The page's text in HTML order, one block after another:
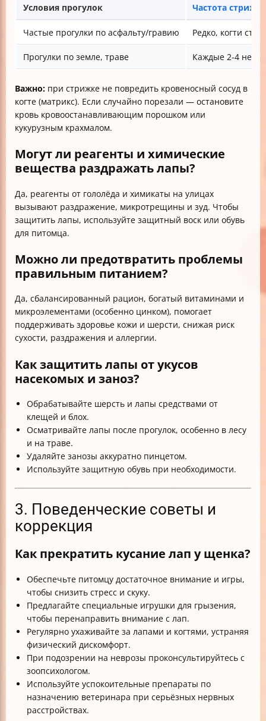
Условия прогулок Частота
Частые прогулки по асфальту/гравию Редко, когти
Прогулки по земле, траве Каждые 2-4
Важно: при стрижке не повредить кровеносный сосуд в
когте (матрикс). Если случайно порезали — остановите
кровь кровоостанавливающим порошком или
кукурузным крахмалом.
Могут ли реагенты и химические
вещества раздражать лапы?
Да, реагенты от гололёда и химикаты на улицах
вызывают раздражение, микротрещины и зуд. Чтобы
защитить лапы, используйте защитный воск или обувь
для питомца.
Можно ли предотвратить проблемы
правильным питанием?
Да, сбалансированный рацион, богатый витаминами и
микроэлементами (особенно цинком), помогает
поддерживать здоровье кожи и шерсти, снижая риск
сухости, раздражения и аллергии.
Как защитить лапы от укусов
насекомых и заноз?
Обрабатывайте шерсть и лапы средствами от
клещей и блох.
Осматривайте лапы после прогулок, особенно в лесу
и на траве.
Удаляйте занозы аккуратно пинцетом.
Используйте защитную обувь при необходимости.
3. Поведенческие советы и
коррекция
Как прекратить кусание лап у щенка?
Обеспечьте питомцу достаточное внимание и игры,
чтобы снизить стресс и скуку.
Предлагайте специальные игрушки для грызения,
чтобы перенаправить внимание с лап.
Регулярно ухаживайте за лапами и когтями, устраняя
физический дискомфорт.
При подозрении на неврозы проконсультируйтесь с
зоопсихологом.
Используйте успокоительные препараты по
назначению ветеринара при серьёзных нервных
расстройствах.